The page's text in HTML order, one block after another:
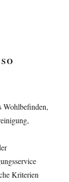
Wohlbefinden,
Kriterien